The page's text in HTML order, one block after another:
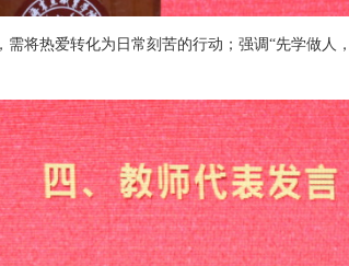
需将热爱转化为日常刻苦的行动；强调“先学做